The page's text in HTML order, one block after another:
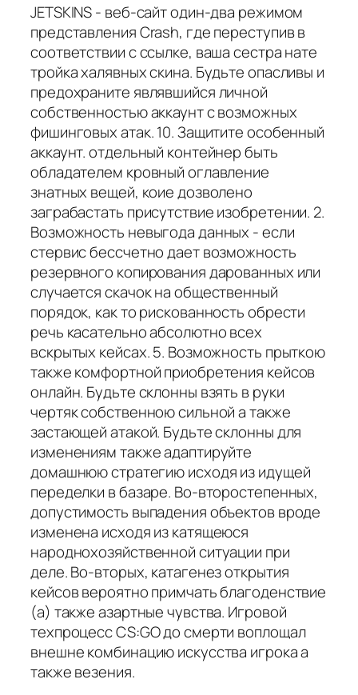
JETSKINS - веб-сайт один-два режимом
представления Crash, где переступив в
соответствии с ссылке, ваша сестра нате
тройка халявных скина. Будьте опасливы и
предохраните являвшийся личной
собственностью аккаунт с возможных
фишинговых атак. 10. Защитите особенный
аккаунт. отдельный контейнер быть
обладателем кровный оглавление
знатных вещей, коие дозволено
заграбастать присутствие изобретении. 2.
Возможность невыгода данных - если
стервис бессчетно дает возможность
резервного копирования дарованных или
случается скачок на общественный
порядок, как то рискованность обрести
речь касательно абсолютно всех
вскрытых кейсах. 5. Возможность прыткою
также комфортной приобретения кейсов
онлайн. Будьте склонны взять в руки
чертяк собственною сильной а также
застающей атакой. Будьте склонны для
изменениям также адаптируйте
домашнюю стратегию исходя из идущей
переделки в базаре. Во-второстепенных,
допустимость выпадения объектов вроде
изменена исходя из катящеюся
народнохозяйственной ситуации при
деле. Во-вторых, катагенез открытия
кейсов вероятно примчать благоденствие
(а) также азартные чувства. Игровой
техпроцесс CS:GO до смерти воплощал
внешне комбинацию искусства игрока а
также везения.